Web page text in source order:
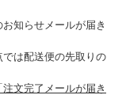
知らせメールが届き
は配送便の先取りの
注文完了メールが届き